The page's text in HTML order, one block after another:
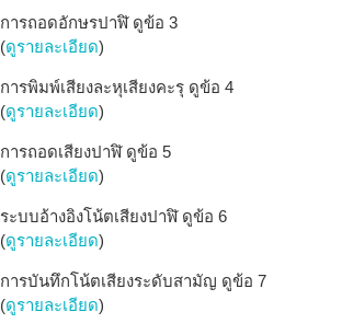
การถอดอักษรปาฬิ ดูข้อ 3
(ดูรายละเอียด)
การพิมพ์เสียงละหุเสียงคะรุ ดูข้อ 4
(ดูรายละเอียด)
การถอดเสียงปาฬิ ดูข้อ 5
(ดูรายละเอียด)
ระบบอ้างอิงโน้ตเสียงปาฬิ ดูข้อ 6
(ดูรายละเอียด)
การบันทึกโน้ตเสียงระดับสามัญ ดูข้อ 7
(ดูรายละเอียด)